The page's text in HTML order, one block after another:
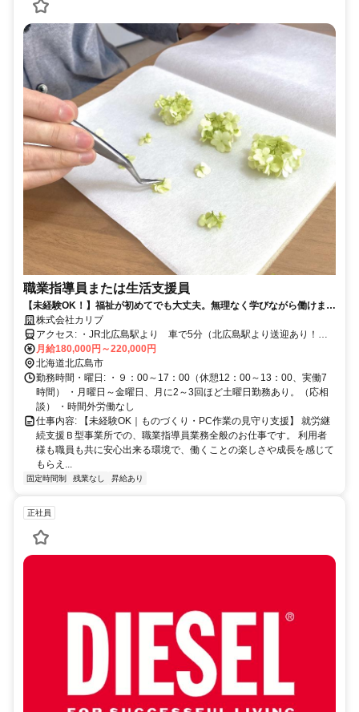
職業指導員または生活支援員
【未経験OK！】福祉が初めてでも大丈夫。無理なく学びながら働けます
♪
株式会社カリプ
アクセス: ・JR北広島駅より 車で5分（北広島駅より送迎あり！）
・マイカー通勤可（応相談）
月給180,000円～220,000円
北海道北広島市
勤務時間・曜日: ・９：00～17：00（休憩12：00～13：00、実働7
時間） ・月曜日～金曜日、月に2～3回ほど土曜日勤務あり。（応相
談） ・時間外労働なし
仕事内容: 【未経験OK｜ものづくり・PC作業の見守り支援】 就労継
続支援Ｂ型事業所での、職業指導員業務全般のお仕事です。 利用者
様も職員も共に安心出来る環境で、働くことの楽しさや成長を感じて
もらえ...
固定時間制 残業なし 昇給あり
正社員